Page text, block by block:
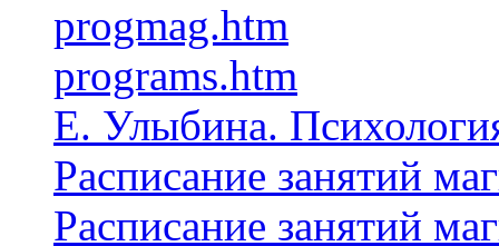
progmag.htm
programs.htm
Е. Улыбина.
Расписание занятий
Расписание занятий